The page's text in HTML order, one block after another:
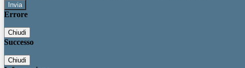
Errore
Chiudi
Successo
Chiudi